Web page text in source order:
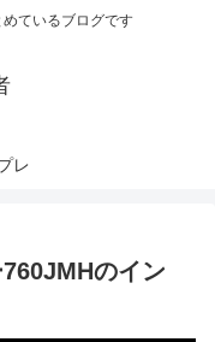
ているブログです
レ
のイン